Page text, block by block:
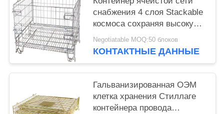
снабжения 4 слоя Stackable
космоса сохраняя высокую
видимость с европейским
типом ногами
Negotiatable MOQ:50 блоков
КОНТАКТНЫЕ ДАННЫЕ
Гальванизированная ОЭМ
клетка хранения Стиллаге
контейнера провода